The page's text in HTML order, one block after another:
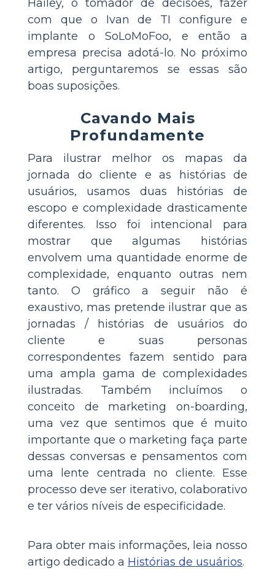
Hailey, o tomador de decisões, fazer
com que o Ivan de TI configure e
implante o SoLoMoFoo, e então a
empresa precisa adotá-lo. No próximo
artigo, perguntaremos se essas são
boas suposições.
Cavando Mais
Profundamente
Para ilustrar melhor os mapas da
jornada do cliente e as histórias de
usuários, usamos duas histórias de
escopo e complexidade drasticamente
diferentes. Isso foi intencional para
mostrar que algumas histórias
envolvem uma quantidade enorme de
complexidade, enquanto outras nem
tanto. O gráfico a seguir não é
exaustivo, mas pretende ilustrar que as
jornadas / histórias de usuários do
cliente e suas personas
correspondentes fazem sentido para
uma ampla gama de complexidades
ilustradas. Também incluímos o
conceito de marketing on-boarding,
uma vez que sentimos que é muito
importante que o marketing faça parte
dessas conversas e pensamentos com
uma lente centrada no cliente. Esse
processo deve ser iterativo, colaborativo
e ter vários níveis de especificidade.
Para obter mais informações, leia nosso
artigo dedicado a Histórias de usuários.